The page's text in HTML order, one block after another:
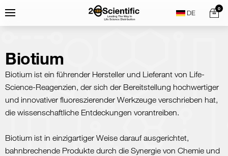
toMenu
Home
0
Biotium
Biotium ist ein führender Hersteller und Lieferant von Life-
Science-Reagenzien, der sich der Bereitstellung hochwertiger
und innovativer fluoreszierender Werkzeuge verschrieben hat,
die wissenschaftliche Entdeckungen vorantreiben.
Biotium ist in einzigartiger Weise darauf ausgerichtet,
bahnbrechende Produkte durch die Synergie von Chemie und